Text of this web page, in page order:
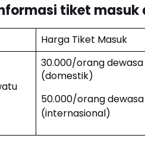
tiket masuk
Harga Tiket Masuk
30.000/orang dewasa
(domestik)
50.000/orang dewasa
(internasional)